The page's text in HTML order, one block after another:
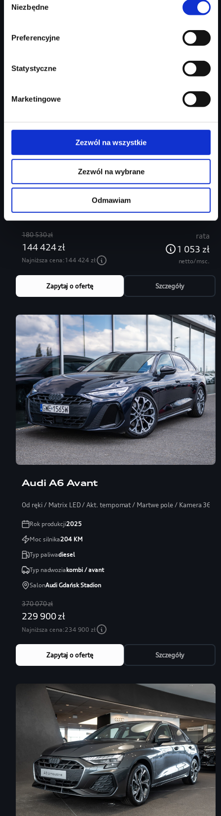
zgody
Niezbędne
Preferencyjne
Statystyczne
Marketingowe
Zezwól na wszystkie
Zezwól na wybrane
Odmawiam
Rok produkcji2026
KM
Typ paliwabenzyna
180 530 zł
144 424 zł
Najniższa cena:144 424 zł
rata
1 053 zł
netto/msc.
Zapytaj o ofertę Szczegóły
Audi A6 Avant
Od ręki / Matrix LED / Akt. tempomat / Martwe pole / Kamera 360
Rok produkcji2025
Moc silnika204KM
Typ paliwadiesel
Typ nadwoziakombi / avant
SalonAudi Gdańsk Stadion
370 070 zł
229 900 zł
Najniższa cena:234 900 zł
Zapytaj o ofertę Szczegóły